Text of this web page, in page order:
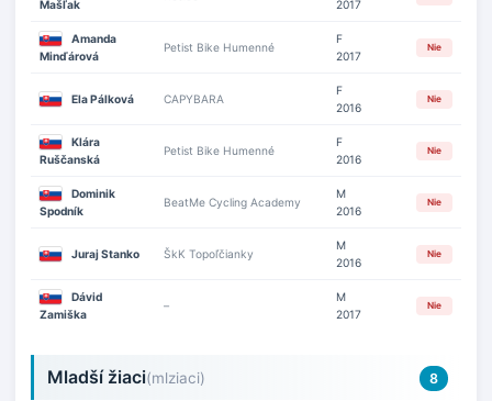
Mašľak
2017
Amanda
Minďárová
Petist Bike Humenné
F
2017
Nie
Ela Pálková CAPYBARA
F
2016
Nie
Klára
Ruščanská
Petist Bike Humenné
F
2016
Nie
Dominik
Spodník
BeatMe Cycling Academy
M
2016
Nie
Juraj Stanko ŠkK Topoľčianky
M
2016
Nie
Dávid
Zamiška
–
M
2017
Nie
Mladší žiaci(mlziaci) 8